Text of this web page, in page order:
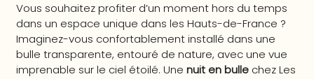
Vous souhaitez profiter d’un moment hors du temps
dans un espace unique dans les Hauts-de-France ?
Imaginez-vous confortablement installé dans une
bulle transparente, entouré de nature, avec une vue
imprenable sur le ciel étoilé. Une nuit en bullechez Les